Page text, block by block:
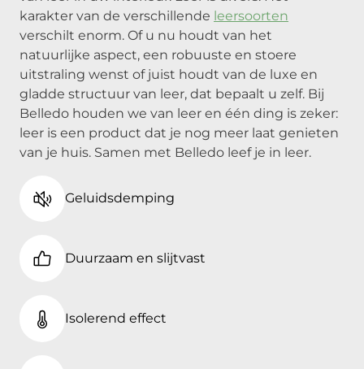
karakter van de verschillende leersoorten
verschilt enorm. Of u nu houdt van het
natuurlijke aspect, een robuuste en stoere
uitstraling wenst of juist houdt van de luxe en
gladde structuur van leer, dat bepaalt u zelf. Bij
Belledo houden we van leer en één ding is zeker:
leer is een product dat je nog meer laat genieten
van je huis. Samen met Belledo leef je in leer.
Geluidsdemping
Duurzaam en slijtvast
Isolerend effect